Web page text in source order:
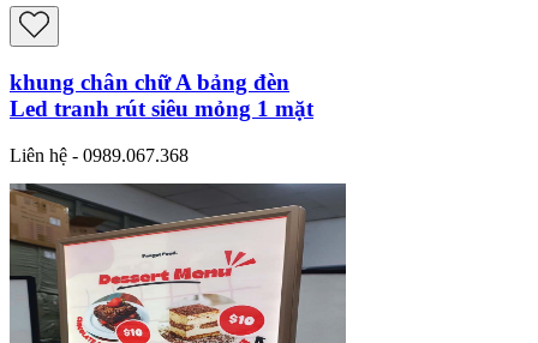
khung chân chữ A bảng đèn
Led tranh rút siêu mỏng 1 mặt
Liên hệ - 0989.067.368